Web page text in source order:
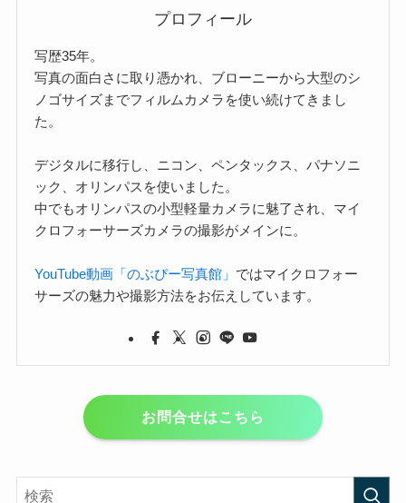
プロフィール
写歴35年。
写真の面白さに取り憑かれ、ブローニーから大型のシ
ノゴサイズまでフィルムカメラを使い続けてきまし
た。
デジタルに移行し、ニコン、ペンタックス、パナソニ
ック、オリンパスを使いました。
中でもオリンパスの小型軽量カメラに魅了され、マイ
クロフォーサーズカメラの撮影がメインに。
YouTube動画「のぶぴー写真館」 ではマイクロフォー
サーズの魅力や撮影方法をお伝えしています。
お問合せはこちら